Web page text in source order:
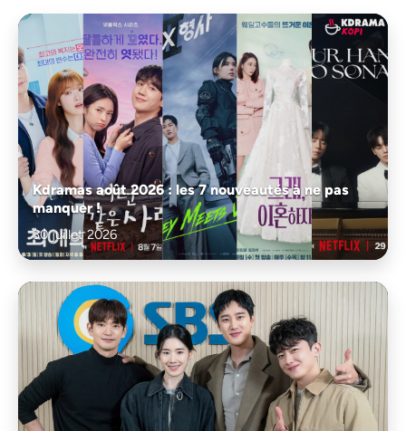
Kdramas août 2026 : les 7 nouveautés à ne pas
manquer !
30 juillet 2026